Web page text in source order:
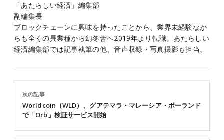
「あたらしい経済」編集部
副編集長
ブロックチェーンに興味を持ったことから、業界未経験なが
らも全くの異業種から幻冬舎へ2019年より転職。あたらしい
経済編集部では記事執筆の他、音声収録・写真撮影も担当。
次の記事
Worldcoin（WLD）、グアテマラ・マレーシア・ポーランド
で「Orb」検証サービス開始